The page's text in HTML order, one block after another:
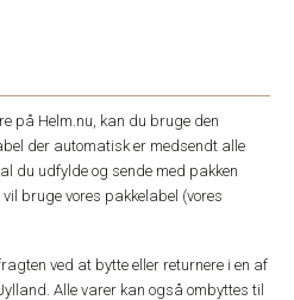
på Helm.nu, kan du bruge den
der automatisk er medsendt alle
du udfylde og sende med pakken
bruge vores pakkelabel (vores
ved at bytte eller returnere i en af
Alle varer kan også ombyttes til